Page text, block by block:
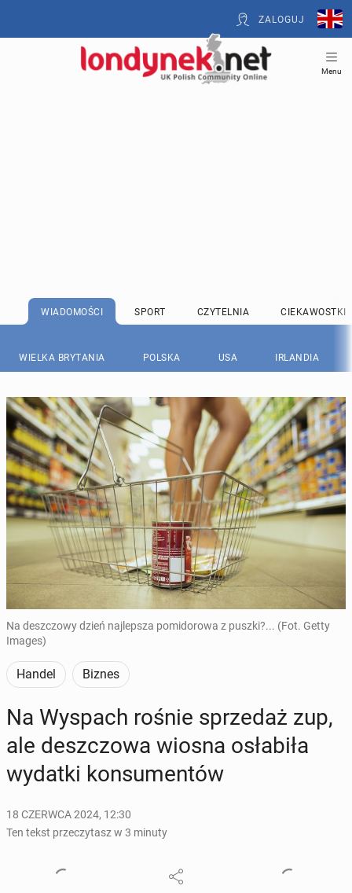
ZALOGUJ
Menu
WIADOMOŚCI SPORT CZYTELNIA CIEKAWOSTKI
WIELKA BRYTANIA POLSKA USA IRLANDIA
Na deszczowy dzień najlepsza pomidorowa z puszki?... (Fot. Getty
Images)
Handel Biznes
Na Wyspach rośnie sprze­daż zup,
ale desz­czo­wa wiosna osła­bi­ła
wydatki kon­su­men­tów
18 CZERWCA 2024, 12:30
Ten tekst przeczytasz w 3 minuty